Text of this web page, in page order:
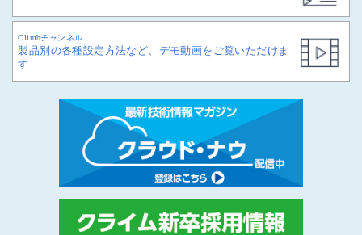
Climbチャンネル
製品別の各種設定方法など、デモ動画をご覧いただけま
す